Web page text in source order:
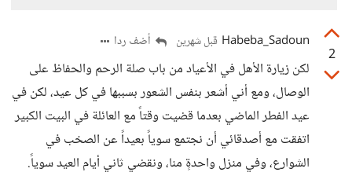
2
Habeba_Sadoun قبل شهرين أضف ردا
لكن زيارة الأهل في الأعياد من باب صلة الرحم والحفاظ على
الوصال، ومع أني أشعر بنفس الشعور بسببها في كل عيد، لكن في
عيد الفطر الماضي بعدما قضيت وقتاً مع العائلة في البيت الكبير
اتفقت مع أصدقائي أن نجتمع سوياً بعيداً عن الصخب في
الشوارع، وفي منزل واحدةٍ منا، ونقضي ثاني أيام العيد سوياً.